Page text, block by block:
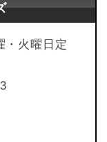
・火曜日定